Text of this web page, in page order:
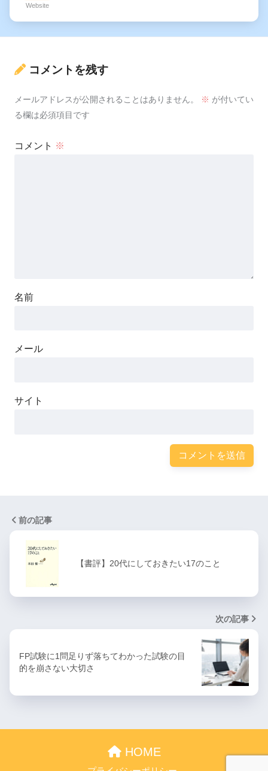
Website
コメントを残す
メールアドレスが公開されることはありません。 ※ が付いてい
る欄は必須項目です
コメント ※
名前
メール
サイト
前の記事
【書評】20代にしておきたい17のこと
次の記事
FP試験に1問足りず落ちてわかった試験の目
的を崩さない大切さ
HOME